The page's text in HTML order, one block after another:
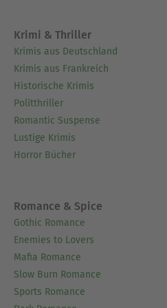
Krimi & Thriller
Krimis aus Deutschland
Krimis aus Frankreich
Historische Krimis
Politthriller
Romantic Suspense
Lustige Krimis
Horror Bücher
Romance & Spice
Gothic Romance
Enemies to Lovers
Mafia Romance
Slow Burn Romance
Sports Romance